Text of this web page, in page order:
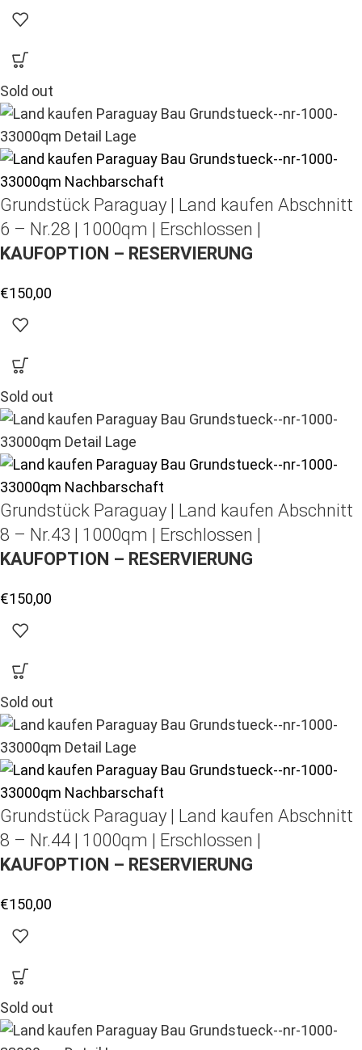
Sold out
Grundstück Paraguay | Land kaufen Abschnitt
6 – Nr.28 | 1000qm | Erschlossen |
KAUFOPTION – RESERVIERUNG
€150,00
Sold out
Grundstück Paraguay | Land kaufen Abschnitt
8 – Nr.43 | 1000qm | Erschlossen |
KAUFOPTION – RESERVIERUNG
€150,00
Sold out
Grundstück Paraguay | Land kaufen Abschnitt
8 – Nr.44 | 1000qm | Erschlossen |
KAUFOPTION – RESERVIERUNG
€150,00
Sold out